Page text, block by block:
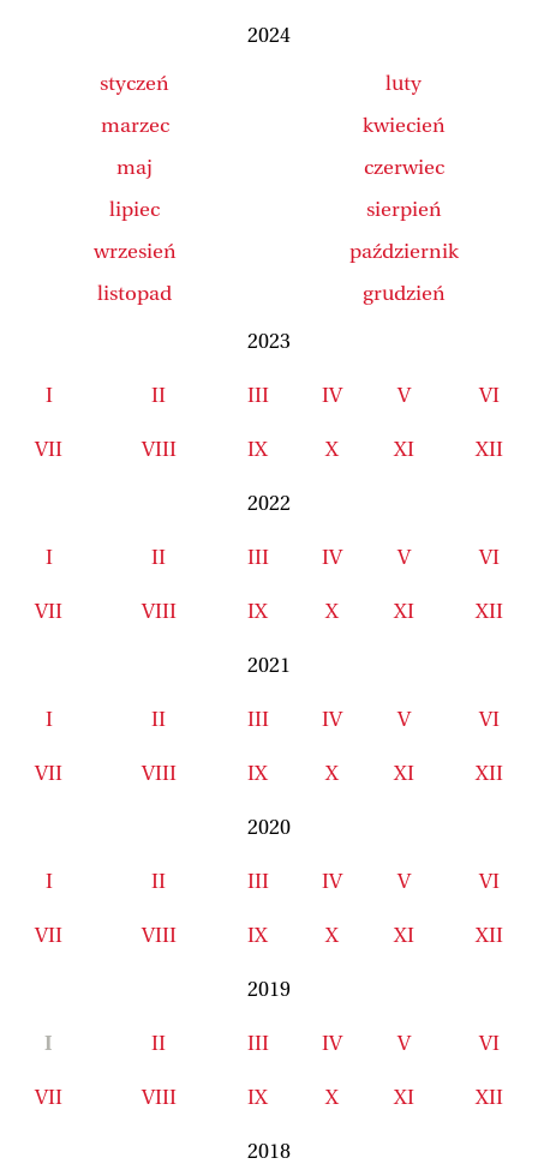
2024
styczeń
luty
marzec
kwiecień
maj
czerwiec
lipiec
sierpień
wrzesień
październik
listopad
grudzień
2023
I II III IV V VI
VII VIII IX X XI XII
2022
I II III IV V VI
VII VIII IX X XI XII
2021
I II III IV V VI
VII VIII IX X XI XII
2020
I II III IV V VI
VII VIII IX X XI XII
2019
I II III IV V VI
VII VIII IX X XI XII
2018